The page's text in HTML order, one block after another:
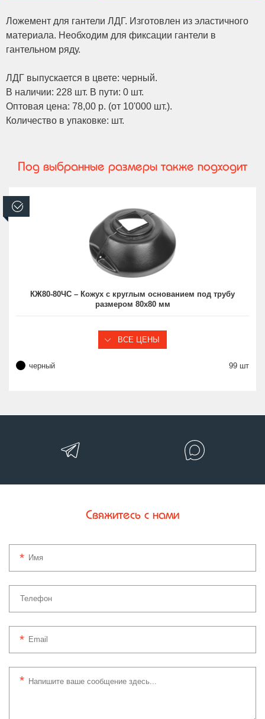
Ложемент для гантели ЛДГ. Изготовлен из эластичного
материала. Необходим для фиксации гантели в
гантельном ряду.
ЛДГ выпускается в цвете: черный.
В наличии: 228 шт. В пути: 0 шт.
Оптовая цена: 78,00 р. (от 10'000 шт.).
Количество в упаковке: шт.
Под выбранные размеры также подходит
КЖ80-80ЧС – Кожух с круглым основанием под трубу
размером 80х80 мм
ВСЕ ЦЕНЫ
черный 99 шт
Свяжитесь с нами